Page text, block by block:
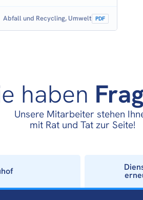
Abfall und Recycling, Umwelt PDF
haben
Unsere Mitarbeiter stehen
mit Rat und Tat zur Seite!